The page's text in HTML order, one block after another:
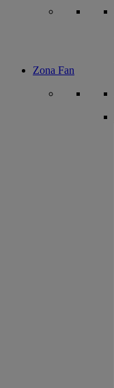
Zona Fan